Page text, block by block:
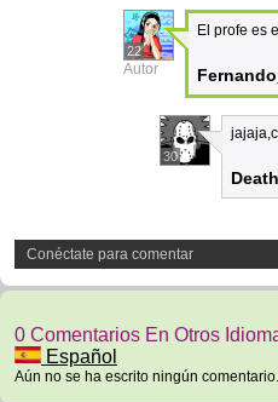
22
Autor
El profe es
30
Conéctate para comentar
0 Comentarios En Otros
Español
Aún no se ha escrito ningún comentario.